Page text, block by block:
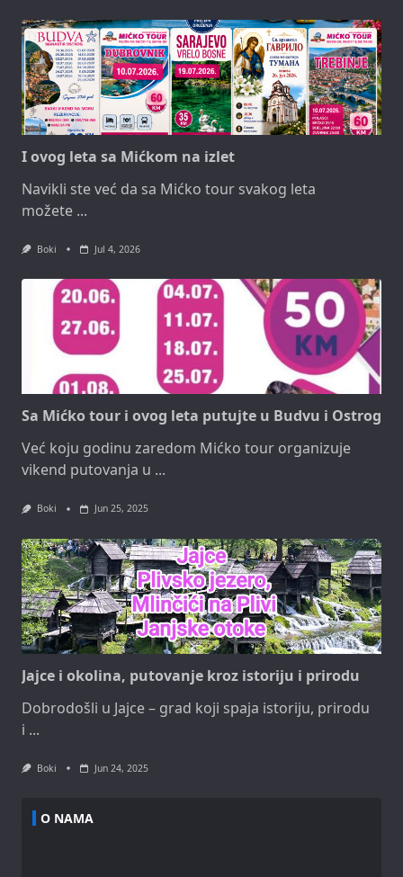
I ovog leta sa Mićkom na izlet
Navikli ste već da sa Mićko tour svakog leta
možete ...
Boki Jul 4, 2026
Sa Mićko tour i ovog leta putujte u Budvu i Ostrog
Već koju godinu zaredom Mićko tour organizuje
vikend putovanja u ...
Boki Jun 25, 2025
Jajce i okolina, putovanje kroz istoriju i prirodu
Dobrodošli u Jajce – grad koji spaja istoriju, prirodu
i ...
Boki Jun 24, 2025
O NAMA